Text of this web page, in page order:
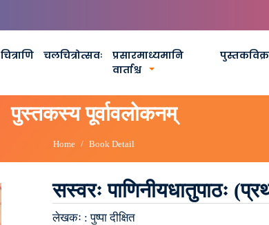
चित्राणि चलचित्रोत्सवः
प्रसारमाध्यमानि
वार्ताश्च
पुस्तकस्य पूर्वावलोकनम्
Home Book Detail
सस्वरः पाणिनीयधातुपाठः
लेखकः :पुष्पा दीक्षित